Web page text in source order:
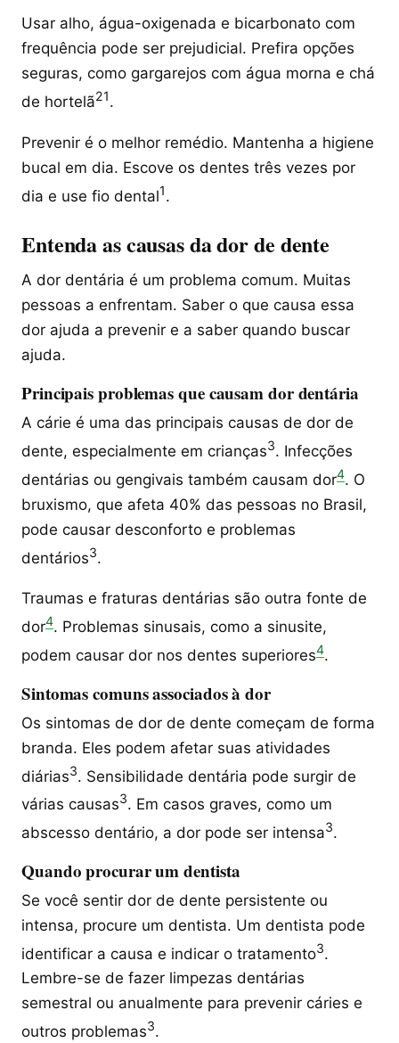
Usar alho, água-oxigenada e bicarbonato com
frequência pode ser prejudicial. Prefira opções
seguras, como gargarejos com água morna e chá
de hortelã21.
Prevenir é o melhor remédio. Mantenha a higiene
bucal em dia. Escove os dentes três vezes por
dia e use fio dental1.
Entenda as causas da dor de dente
A dor dentária é um problema comum. Muitas
pessoas a enfrentam. Saber o que causa essa
dor ajuda a prevenir e a saber quando buscar
ajuda.
Principais problemas que causam dor dentária
A cárie é uma das principais causas de dor de
dente, especialmente em crianças3. Infecções
dentárias ou gengivais também causam dor4. O
bruxismo, que afeta 40% das pessoas no Brasil,
pode causar desconforto e problemas
dentários3.
Traumas e fraturas dentárias são outra fonte de
dor4. Problemas sinusais, como a sinusite,
podem causar dor nos dentes superiores4.
Sintomas comuns associados à dor
Os sintomas de dor de dente começam de forma
branda. Eles podem afetar suas atividades
diárias3. Sensibilidade dentária pode surgir de
várias causas3. Em casos graves, como um
abscesso dentário, a dor pode ser intensa3.
Quando procurar um dentista
Se você sentir dor de dente persistente ou
intensa, procure um dentista. Um dentista pode
identificar a causa e indicar o tratamento3.
Lembre-se de fazer limpezas dentárias
semestral ou anualmente para prevenir cáries e
outros problemas3.